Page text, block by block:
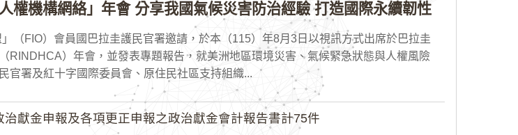
權機構網絡」年會 分享我國氣候災害防治經驗 打造國際永續韌性
（FIO）會員國巴拉圭護民官署邀請，於本（115）年8月3日以視訊方式出席於巴拉圭
RINDHCA）年會，並發表專題報告，就美洲地區環境災害、氣候緊急狀態與人權風險
官署及紅十字國際委員會、原住民社區支持組織...
獻金申報及各項更正申報之政治獻金會計報告書計75件